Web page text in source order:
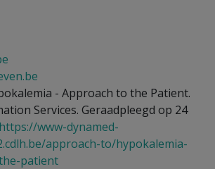
- Approach to the Patient.
Services. Geraadpleegd op 24
https://www-dynamed-
approach-to/hypokalemia-
patient